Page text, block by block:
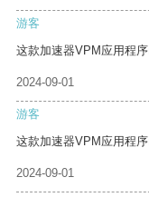
游客
这款加速器VPM应用程
2024-09-01
游客
这款加速器VPM应用程
2024-09-01